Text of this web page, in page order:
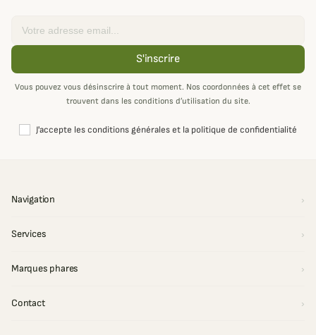
S'inscrire
Vous pouvez vous désinscrire à tout moment. Nos coordonnées à cet effet se
trouvent dans les conditions d’utilisation du site.
J'accepte les conditions générales et la politique de confidentialité
Navigation
Services
Marques phares
Contact